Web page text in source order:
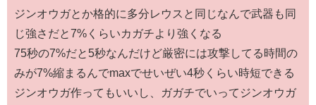
ジンオウガとか格的に多分レウスと同じなんで武器も同
じ強さだと7%くらいカガチより強くなる
75秒の7%だと5秒なんだけど厳密には攻撃してる時間の
みが7%縮まるんでmaxでせいぜい4秒くらい時短できる
ジンオウガ作ってもいいし、ガガチでいってジンオウガ